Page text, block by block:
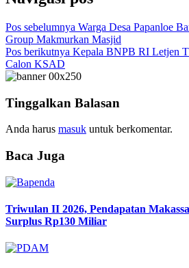
Pos sebelumnya Warga Desa Papanloe
Group Makmurkan Masjid
Pos berikutnya Kepala BNPB RI Letjen
Calon KSAD
Tinggalkan Balasan
Anda harus masuk untuk berkomentar.
Baca Juga
Triwulan II 2026, Pendapatan
Surplus Rp130 Miliar